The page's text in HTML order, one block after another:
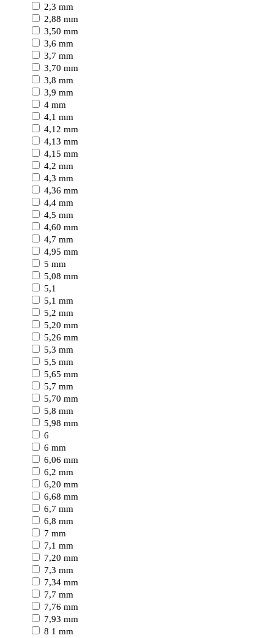
2,3 mm
2,88 mm
3,50 mm
3,6 mm
3,7 mm
3,70 mm
3,8 mm
3,9 mm
4 mm
4,1 mm
4,12 mm
4,13 mm
4,15 mm
4,2 mm
4,3 mm
4,36 mm
4,4 mm
4,5 mm
4,60 mm
4,7 mm
4,95 mm
5 mm
5,08 mm
5,1
5,1 mm
5,2 mm
5,20 mm
5,26 mm
5,3 mm
5,5 mm
5,65 mm
5,7 mm
5,70 mm
5,8 mm
5,98 mm
6
6 mm
6,06 mm
6,2 mm
6,20 mm
6,68 mm
6,7 mm
6,8 mm
7 mm
7,1 mm
7,20 mm
7,3 mm
7,34 mm
7,7 mm
7,76 mm
7,93 mm
8 1 mm